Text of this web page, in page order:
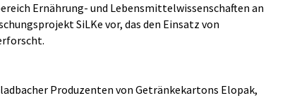
Ernährung- und Lebensmittelwissenschaften an
SiLKe vor, das den Einsatz von
Produzenten von Getränkekartons Elopak,